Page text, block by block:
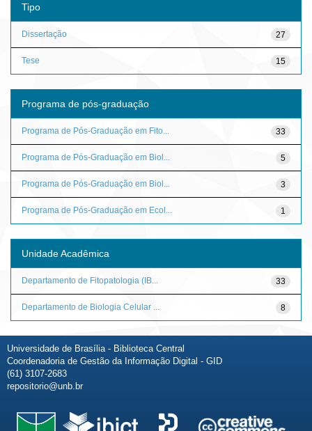
Tipo
27
Dissertação
15
Tese
Programa de pós-graduação
33
Programa de Pós-Graduação em Fito...
5
Programa de Pós-Graduação em Biol...
3
Programa de Pós-Graduação em Biol...
1
Programa de Pós-Graduação em Ecol...
Unidade Acadêmica
33
Departamento de Fitopatologia (IB...
8
Departamento de Biologia Celular ...
Universidade de Brasília - Biblioteca Central
Coordenadoria de Gestão da Informação Digital - GID
(61) 3107-2683
repositorio@unb.br